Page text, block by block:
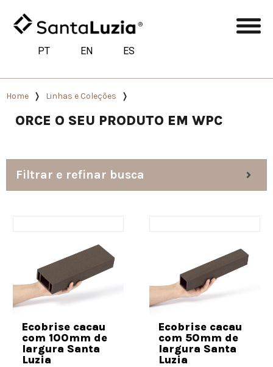
PT EN ES
Home Linhas e Coleções
ORCE O SEU PRODUTO EM WPC
Filtrar e refinar busca
Ecobrise cacau
com 100mm de
largura Santa
Luzia
Ecobrise cacau
com 50mm de
largura Santa
Luzia